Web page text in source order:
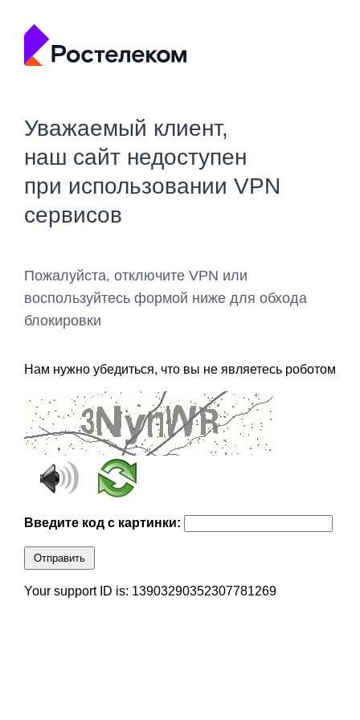
Уважаемый клиент,
наш сайт недоступен
при использовании VPN
сервисов
Пожалуйста, отключите VPN или
воспользуйтесь формой ниже для обхода
блокировки
Нам нужно убедиться, что вы не являетесь роботом
Введите код с картинки:
Отправить
Your support ID is: 13903290352307781269